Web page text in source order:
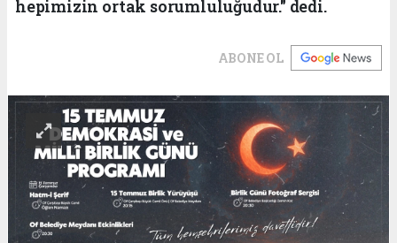
hepimizin ortak sorumluluğudur." dedi.
ABONE OL